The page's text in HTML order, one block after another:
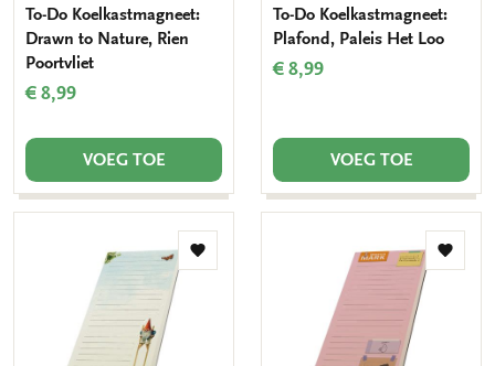
To-Do Koelkastmagneet:
Drawn to Nature, Rien
Poortvliet
€ 8,99
VOEG TOE
To-Do Koelkastmagneet:
Plafond, Paleis Het Loo
€ 8,99
VOEG TOE
Toevoegen